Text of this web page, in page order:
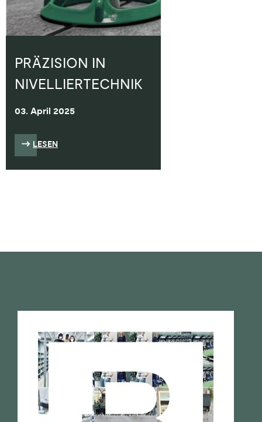
PRÄZISION IN
NIVELLIERTECHNIK
03. April 2025
LESEN